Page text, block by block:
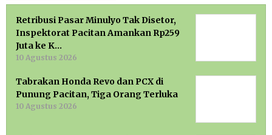
Retribusi Pasar Minulyo Tak Disetor,
Inspektorat Pacitan Amankan Rp259
Juta ke K…
10 Agustus 2026
Tabrakan Honda Revo dan PCX di
Punung Pacitan, Tiga Orang Terluka
10 Agustus 2026